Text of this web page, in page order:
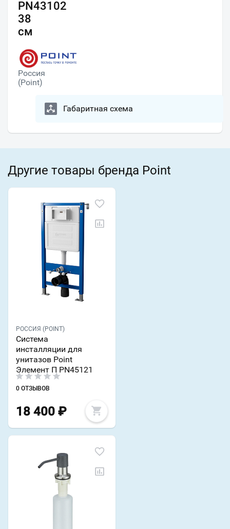
PN43102
38
см
Россия
(Point)
Габаритная схема
Другие товары бренда Point
РОССИЯ (POINT)
Система
инсталляции для
унитазов Point
Элемент П PN45121
0 ОТЗЫВОВ
18 400 ₽